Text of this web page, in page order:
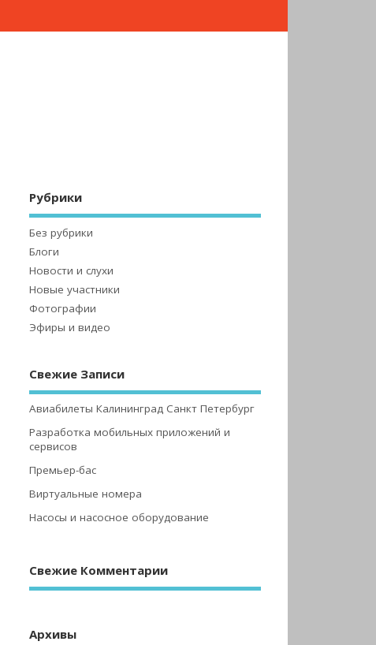
Рубрики
Без рубрики
Блоги
Новости и слухи
Новые участники
Фотографии
Эфиры и видео
Свежие Записи
Авиабилеты Калининград Санкт Петербург
Разработка мобильных приложений и
сервисов
Премьер-бас
Виртуальные номера
Насосы и насосное оборудование
Свежие Комментарии
Архивы